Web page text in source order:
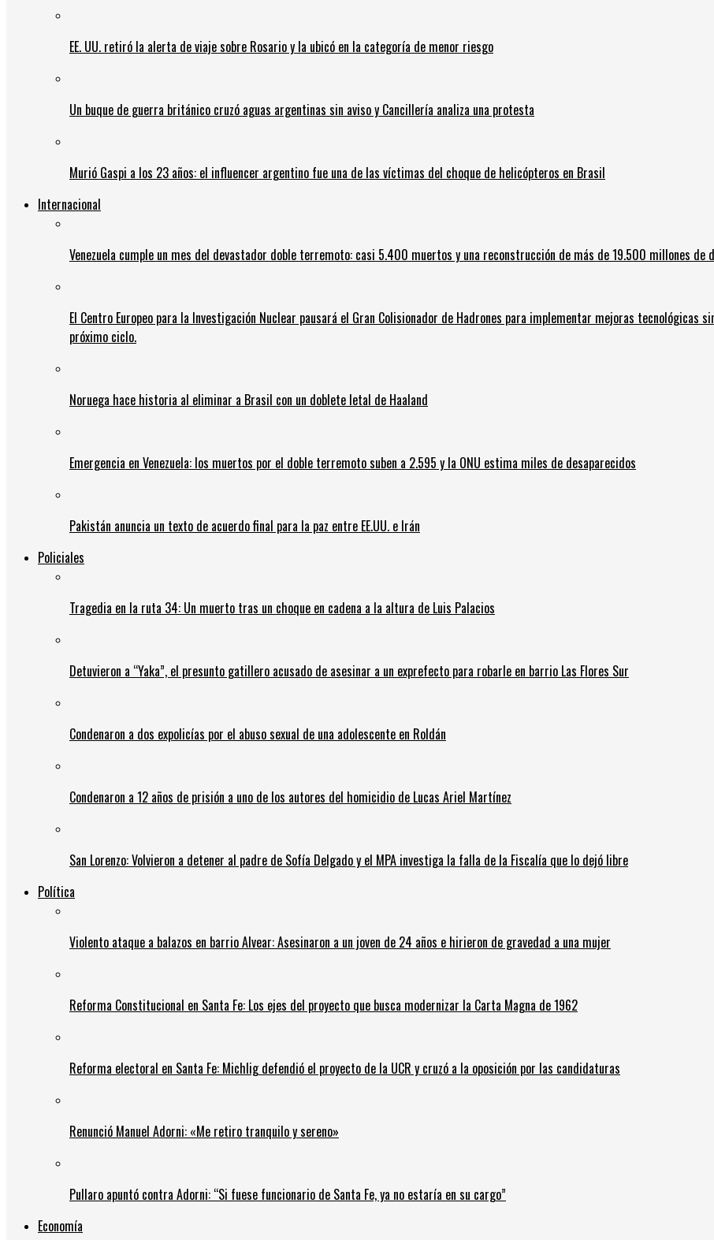
EE. UU. retiró la alerta de viaje sobre Rosario y la ubicó en la categoría de menor riesgo
Un buque de guerra británico cruzó aguas argentinas sin aviso y Cancillería analiza una protesta
Murió Gaspi a los 23 años: el influencer argentino fue una de las víctimas del choque de helicópteros en Brasil
Internacional
Venezuela cumple un mes del devastador doble terremoto: casi 5.400 muertos y una reconstrucción de más de 19.500 millones de
El Centro Europeo para la Investigación Nuclear pausará el Gran Colisionador de Hadrones para implementar mejoras tecnológicas
próximo ciclo.
Noruega hace historia al eliminar a Brasil con un doblete letal de Haaland
Emergencia en Venezuela: los muertos por el doble terremoto suben a 2.595 y la ONU estima miles de desaparecidos
Pakistán anuncia un texto de acuerdo final para la paz entre EE.UU. e Irán
Policiales
Tragedia en la ruta 34: Un muerto tras un choque en cadena a la altura de Luis Palacios
Detuvieron a “Yaka”, el presunto gatillero acusado de asesinar a un exprefecto para robarle en barrio Las Flores Sur
Condenaron a dos expolicías por el abuso sexual de una adolescente en Roldán
Condenaron a 12 años de prisión a uno de los autores del homicidio de Lucas Ariel Martínez
San Lorenzo: Volvieron a detener al padre de Sofía Delgado y el MPA investiga la falla de la Fiscalía que lo dejó libre
Política
Violento ataque a balazos en barrio Alvear: Asesinaron a un joven de 24 años e hirieron de gravedad a una mujer
Reforma Constitucional en Santa Fe: Los ejes del proyecto que busca modernizar la Carta Magna de 1962
Reforma electoral en Santa Fe: Michlig defendió el proyecto de la UCR y cruzó a la oposición por las candidaturas
Renunció Manuel Adorni: «Me retiro tranquilo y sereno»
Pullaro apuntó contra Adorni: “Si fuese funcionario de Santa Fe, ya no estaría en su cargo”
Economía